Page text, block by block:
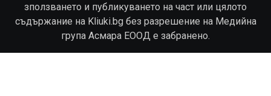
зползването и публикуването на част или цялото
съдържание на Kliuki.bg без разрешение на Медийна
група Асмара ЕООД е забранено.